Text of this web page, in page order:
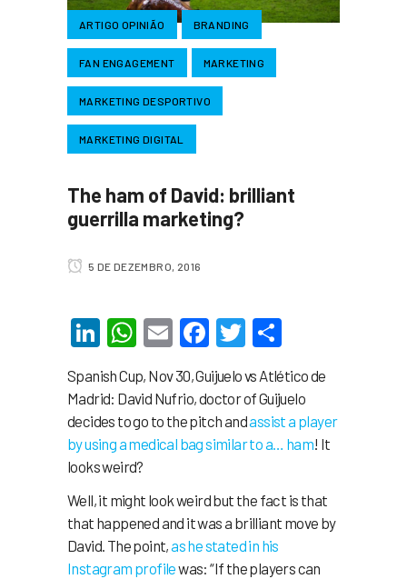
ARTIGO OPINIÃO BRANDING
FAN ENGAGEMENT MARKETING
MARKETING DESPORTIVO
MARKETING DIGITAL
The ham of David: brilliant
guerrilla marketing?
5 DE DEZEMBRO, 2016
LinkedIn
WhatsApp
EmailFacebook
Twitter
Spanish Cup, Nov 30, Guijuelo vs Atlético de
Madrid: David Nufrio, doctor of Guijuelo
decides to go to the pitch andassist a player
by using a medical bag similar to a… ham! It
looks weird?
Well, it might look weird but the fact is that
that happened and it was a brilliant move by
David. The point,as he stated in his
Instagram profilewas: “If the players can